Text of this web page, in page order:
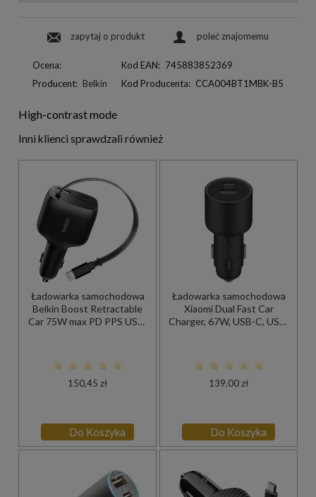
zapytaj o produkt poleć znajomemu
Ocena:
Producent: Belkin
Kod EAN: 745883852369
Kod Producenta: CCA004BT1MBK-B5
High-contrast mode
Inni klienci sprawdzali również
Ładowarka samochodowa
Belkin Boost Retractable
Car 75W max PD PPS USB-
60W, czarna
150,45 zł
Do Koszyka
Ładowarka samochodowa
Xiaomi Dual Fast Car
Charger, 67W, USB-C, USB-
139,00 zł
Do Koszyka